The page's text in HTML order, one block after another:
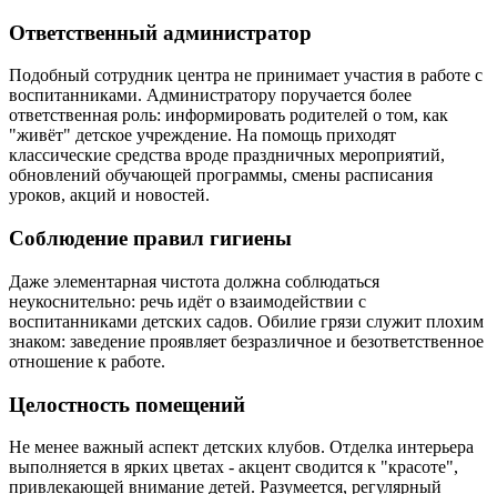
Ответственный администратор
Подобный сотрудник центра не принимает участия в работе с
воспитанниками. Администратору поручается более
ответственная роль: информировать родителей о том, как
"живёт" детское учреждение. На помощь приходят
классические средства вроде праздничных мероприятий,
обновлений обучающей программы, смены расписания
уроков, акций и новостей.
Соблюдение правил гигиены
Даже элементарная чистота должна соблюдаться
неукоснительно: речь идёт о взаимодействии с
воспитанниками детских садов. Обилие грязи служит плохим
знаком: заведение проявляет безразличное и безответственное
отношение к работе.
Целостность помещений
Не менее важный аспект детских клубов. Отделка интерьера
выполняется в ярких цветах - акцент сводится к "красоте",
привлекающей внимание детей. Разумеется, регулярный